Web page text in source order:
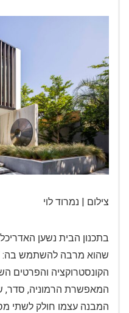
צילום | נמרוד לוי
בתכנון הבית נשען
שהוא מרבה להשתמש בה:
הקונסטרוקציה והפרטים
המאפשרת הרמוניה, סדר,
המבנה עצמו חולק לשתי